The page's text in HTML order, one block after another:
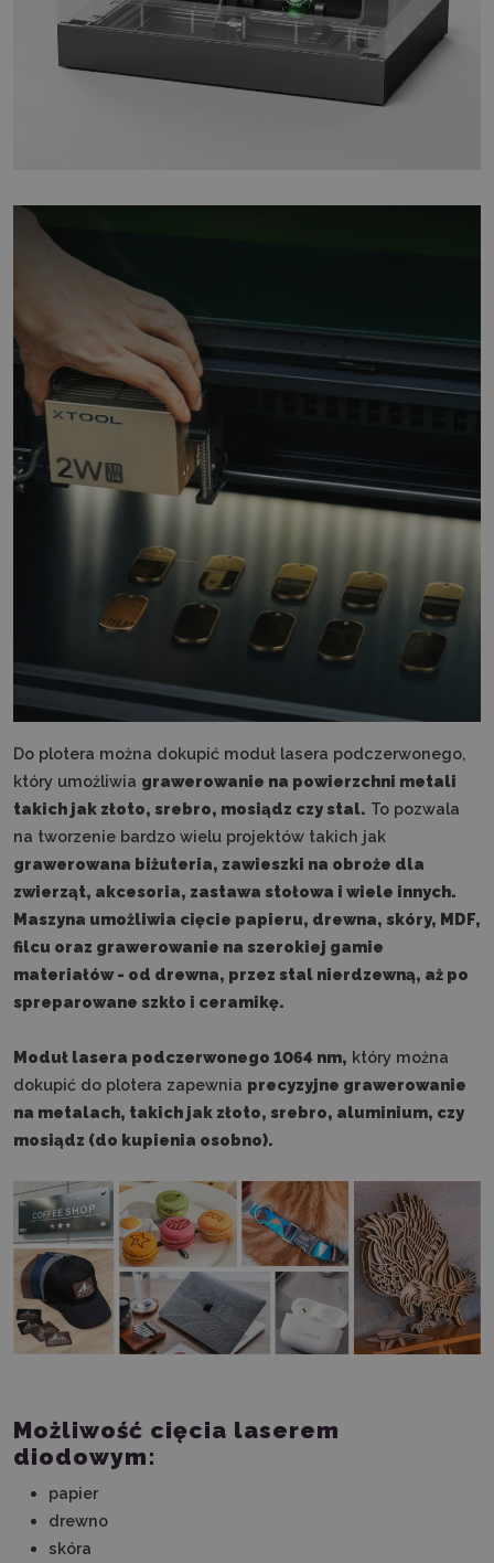
Do plotera można dokupić moduł lasera podczerwonego,
który umożliwia grawerowanie na powierzchni metali
takich jak złoto, srebro, mosiądz czy stal. To pozwala
na tworzenie bardzo wielu projektów takich jak
grawerowana biżuteria, zawieszki na obroże dla
zwierząt, akcesoria, zastawa stołowa i wiele innych.
Maszyna umożliwia cięcie papieru, drewna, skóry, MDF,
filcu oraz grawerowanie na szerokiej gamie
materiałów - od drewna, przez stal nierdzewną, aż po
spreparowane szkło i ceramikę.
Moduł lasera podczerwonego 1064 nm, który można
dokupić do plotera zapewnia precyzyjne grawerowanie
na metalach, takich jak złoto, srebro, aluminium, czy
mosiądz (do kupienia osobno).
Możliwość cięcia laserem
diodowym:
papier
drewno
skóra